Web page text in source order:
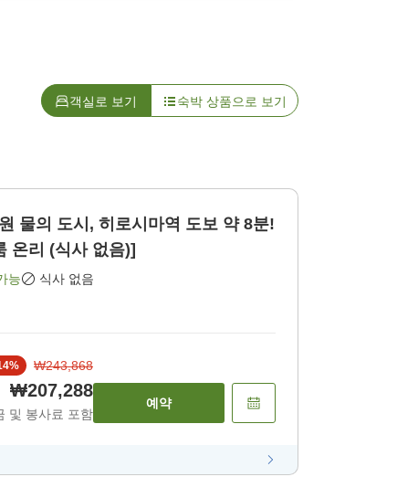
객실로 보기 숙박 상품으로 보기
물의 도시, 히로시마역 도보 약 8분!
온리 (식사 없음)]
능 식사 없음
% ₩243,868
₩207,288
및 봉사료 포함
예약